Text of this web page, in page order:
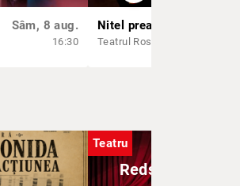
Sâm, 8 aug.
16:30
Nitel prea infidel
Teatrul Rosu
Teatru
Redswing -